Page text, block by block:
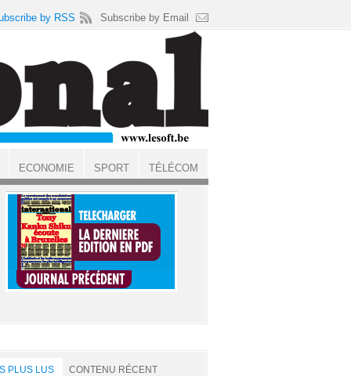
PLUS LUS CONTENU RÉCENT
by RSS Subscribe by Email
ECONOMIE SPORT TÉLÉCOM